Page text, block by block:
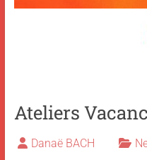
Ateliers
Danaë BACH